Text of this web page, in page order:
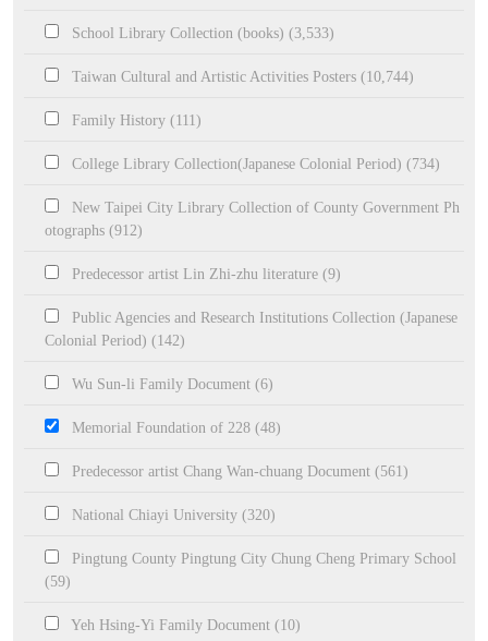
School Library Collection (books) (3,533)
Taiwan Cultural and Artistic Activities Posters (10,744)
Family History (111)
College Library Collection(Japanese Colonial Period) (734)
New Taipei City Library Collection of County Government Ph
otographs (912)
Predecessor artist Lin Zhi-zhu literature (9)
Public Agencies and Research Institutions Collection (Japanese
Colonial Period) (142)
Wu Sun-li Family Document (6)
Memorial Foundation of 228 (48)
Predecessor artist Chang Wan-chuang Document (561)
National Chiayi University (320)
Pingtung County Pingtung City Chung Cheng Primary School
(59)
Yeh Hsing-Yi Family Document (10)